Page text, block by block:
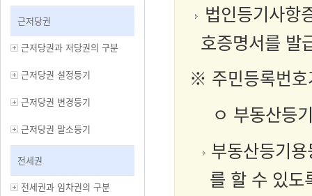
근저당권
근저당권과 저당권의 구분
근저당권 설정등기
근저당권 변경등기
근저당권 말소등기
전세권
전세권과 임차권의 구분
법인등기사항
호증명서를 발
※ 주민등록번호
ㅇ 부동산등
부동산등기
를 할 수 있도